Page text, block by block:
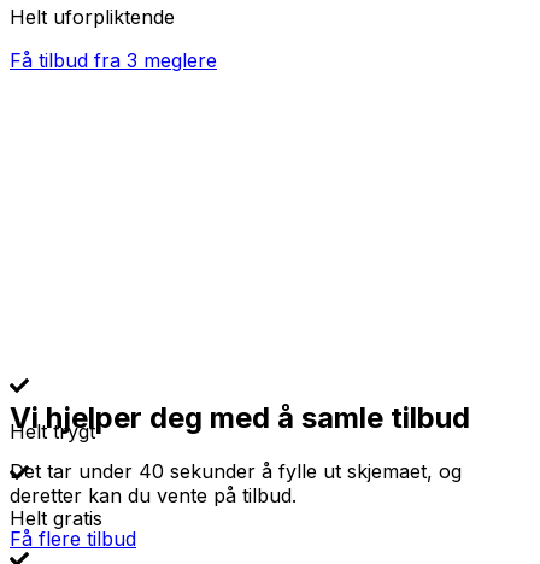
Helt uforpliktende
Få tilbud fra 3 meglere
Helt trygt
Helt gratis
Vi hjelper deg med å samle tilbud
Det tar under 40 sekunder å fylle ut skjemaet, og
deretter kan du vente på tilbud.
Få flere tilbud